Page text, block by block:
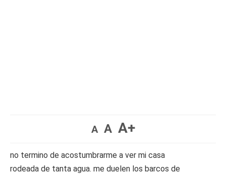
A A A+
no termino de acostumbrarme a ver mi casa
rodeada de tanta agua. me duelen los barcos de